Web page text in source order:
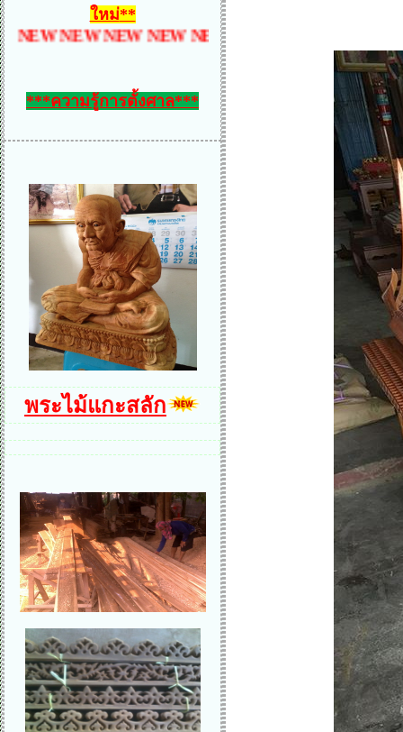
ใหม่**
NEW NEW NEW NEW NEW NEW NEW NEW
***ความรู้การตั้งศาล***
พระไม้แกะสลัก